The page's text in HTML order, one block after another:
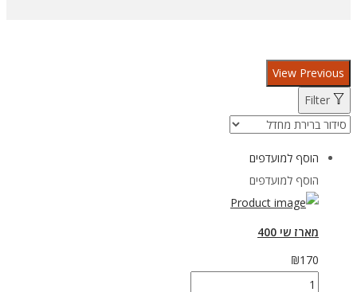
View Previous
Filter
הוסף למועדפים
הוסף למועדפים
מארז שי 400
₪170
כמות